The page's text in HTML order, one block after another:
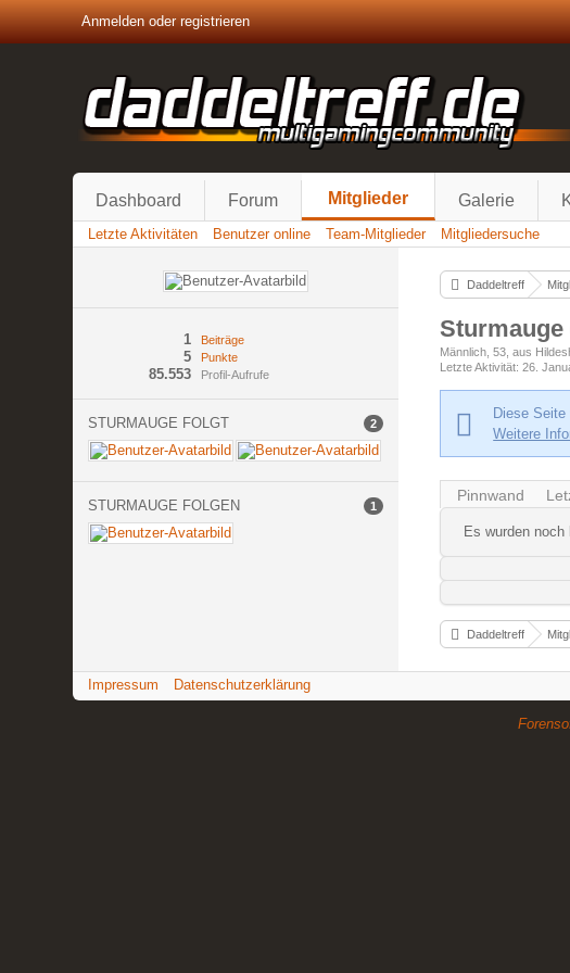
Anmelden oder registrieren
Dashboard Forum Mitglieder Galerie
Letzte Aktivitäten Benutzer online Team-Mitglieder Mitgliedersuche
Beiträge
1
Punkte
5
Profil-Aufrufe
85.553
STURMAUGE FOLGT 2
STURMAUGE FOLGEN 1
Daddeltreff
Sturmauge
Männlich 53 aus
Letzte Aktivität 26.
Diese
Weitere
Pinnwand
Es wurden
Daddeltreff
Impressum Datenschutzerklärung